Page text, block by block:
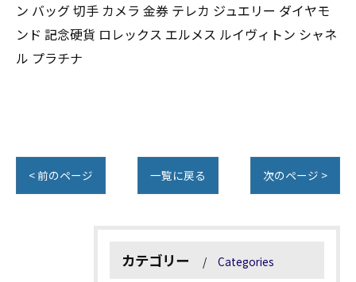
ン バッグ 切手 カメラ 金券 テレカ ジュエリー ダイヤモ
ンド 記念硬貨 ロレックス エルメス ルイヴィトン シャネ
ル プラチナ
< 前のページ 一覧に戻る 次のページ >
カテゴリー Categories